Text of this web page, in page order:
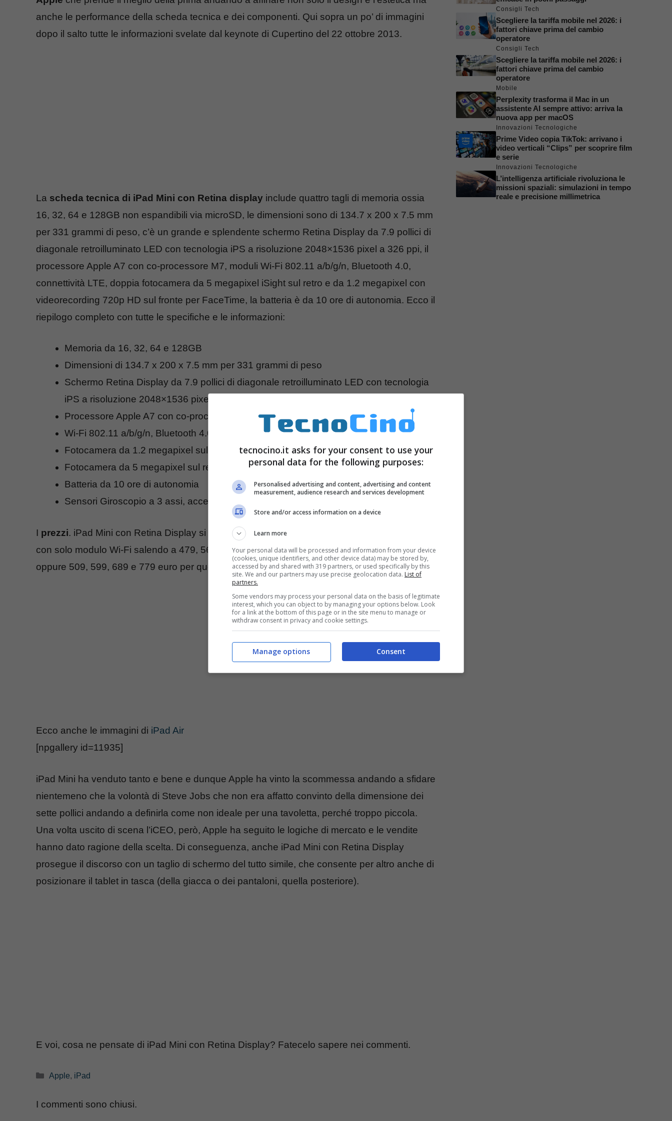
anche le performance della scheda tecnica e dei componenti. Qui sopra un po’ di immagini
dopo il salto tutte le informazioni svelate dal keynote di Cupertino del 22 ottobre 2013.
La scheda tecnica di iPad Mini con Retina display include quattro tagli di memoria ossia
16, 32, 64 e 128GB non espandibili via microSD, le dimensioni sono di 134.7 x 200 x 7.5 mm
per 331 grammi di peso, c’è un grande e splendente schermo Retina Display da 7.9 pollici di
diagonale retroilluminato LED con tecnologia iPS a risoluzione 2048×1536 pixel a 326 ppi, il
processore Apple A7 con co-processore M7, moduli Wi-Fi 802.11 a/b/g/n, Bluetooth 4.0,
connettività LTE, doppia fotocamera da 5 megapixel iSight sul retro e da 1.2 megapixel con
videorecording 720p HD sul fronte per FaceTime, la batteria è da 10 ore di autonomia. Ecco il
riepilogo completo con tutte le specifiche e le informazioni:
Memoria da 16, 32, 64 e 128GB
Dimensioni di 134.7 x 200 x 7.5 mm per 331 grammi di peso
Schermo Retina Display da 7.9 pollici di diagonale retroilluminato LED con tecnologia
iPS a risoluzione 2048×1536 pixel a 326 ppi
Processore Apple A7 con co-processore M7
Wi-Fi 802.11 a/b/g/n, Bluetooth 4.0, connettività LTE
Fotocamera da 1.2 megapixel sul fronte con video 720p
Fotocamera da 5 megapixel sul retro con autofocus, f/2.4 e BSI
Batteria da 10 ore di autonomia
Sensori Giroscopio a 3 assi, accelerometro, sensore luce ambientale
I prezzi. iPad Mini con Retina Display si può ordinare da389 euro
con solo modulo Wi-Fi salendo a 479, 569 e 659 euro per le versioni da 32, 64 e 128GB
oppure 509, 599, 689 e 779 euro per quelle con modulo cellulare.
Ecco anche le immagini di iPad Air
[npgallery id=11935]
iPad Mini ha venduto tanto e bene e dunque Apple ha vinto la scommessa andando a sfidare
nientemeno che la volontà di Steve Jobs che non era affatto convinto della dimensione dei
sette pollici andando a definirla come non ideale per una tavoletta, perché troppo piccola.
Una volta uscito di scena l’iCEO, però, Apple ha seguito le logiche di mercato e le vendite
hanno dato ragione della scelta. Di conseguenza, anche iPad Mini con Retina Display
prosegue il discorso con un taglio di schermo del tutto simile, che consente per altro anche di
posizionare il tablet in tasca (della giacca o dei pantaloni, quella posteriore).
E voi, cosa ne pensate di iPad Mini con Retina Display? Fatecelo sapere nei commenti.
Categorie
Apple, iPad
I commenti sono chiusi.
Consigli Tech
Scegliere la tariffa mobile nel 2026: i
fattori chiave prima del cambio
operatore
Consigli Tech
Scegliere la tariffa mobile nel 2026: i
fattori chiave prima del cambio
operatore
Mobile
Perplexity trasforma il Mac in un
assistente AI sempre attivo: arriva la
nuova app per macOS
Innovazioni Tecnologiche
Prime Video copia TikTok: arrivano i
video verticali “Clips” per scoprire film
e serie
Innovazioni Tecnologiche
L’intelligenza artificiale rivoluziona le
missioni spaziali: simulazioni in tempo
reale e precisione millimetrica
tecnocino.it asks for your consent to use your
personal data for the following purposes:
Personalised advertising and content, advertising and content
measurement, audience research and services development
Store and/or access information on a device
Learn more
Your personal data will be processed and information from your device
(cookies, unique identifiers, and other device data) may be stored by,
accessed by and shared with 319 partners, or used specifically by this
site. We and our partners may use precise geolocation data. List of
partners.
Some vendors may process your personal data on the basis of legitimate
interest, which you can object to by managing your options below. Look
for a link at the bottom of this page or in the site menu to manage or
withdraw consent in privacy and cookie settings.
Consent
Manage options